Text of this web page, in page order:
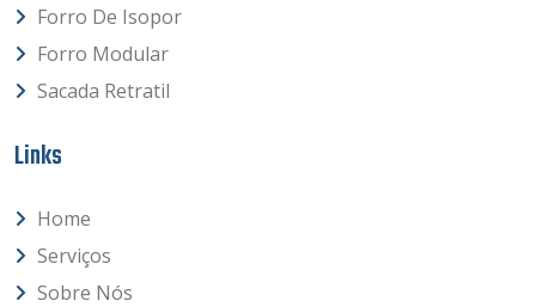
Forro De Isopor
Forro Modular
Sacada Retratil
Links
Home
Serviços
Sobre Nós